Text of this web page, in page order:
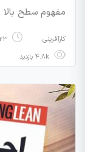
مفهوم سطح
کارآفرینی 23 بهمن, 1398